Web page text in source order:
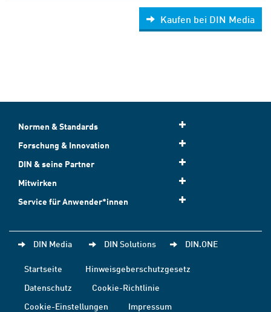
Kaufen bei DIN Media
Normen & Standards
Forschung & Innovation
DIN & seine Partner
Mitwirken
Service für Anwender*innen
DIN Media DIN Solutions DIN.ONE
Startseite
Hinweisgeberschutzgesetz
Datenschutz
Cookie-Richtlinie
Cookie-Einstellungen
Impressum